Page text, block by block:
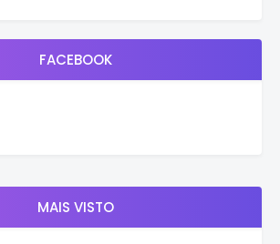
FACEBOOK
MAIS VISTO